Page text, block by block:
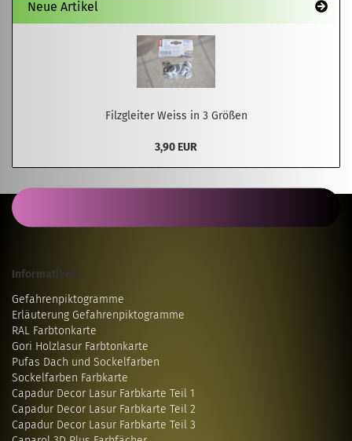
Neue Artikel
Filzgleiter Weiss in 3 Größen
3,90 EUR
Informatives...
Gefahrenpiktogramme
Erläuterung Gefahrenpiktogramme
RAL Farbtonkarte
Gori Holzlasur Farbtonkarte
Pufas Dach und Sockelfarben
Sockelfarben Farbkarte
Capadur Decor Lasur Farbkarte Teil 1
Capadur Decor Lasur Farbkarte Teil 2
Capadur Decor Lasur Farbkarte Teil 3